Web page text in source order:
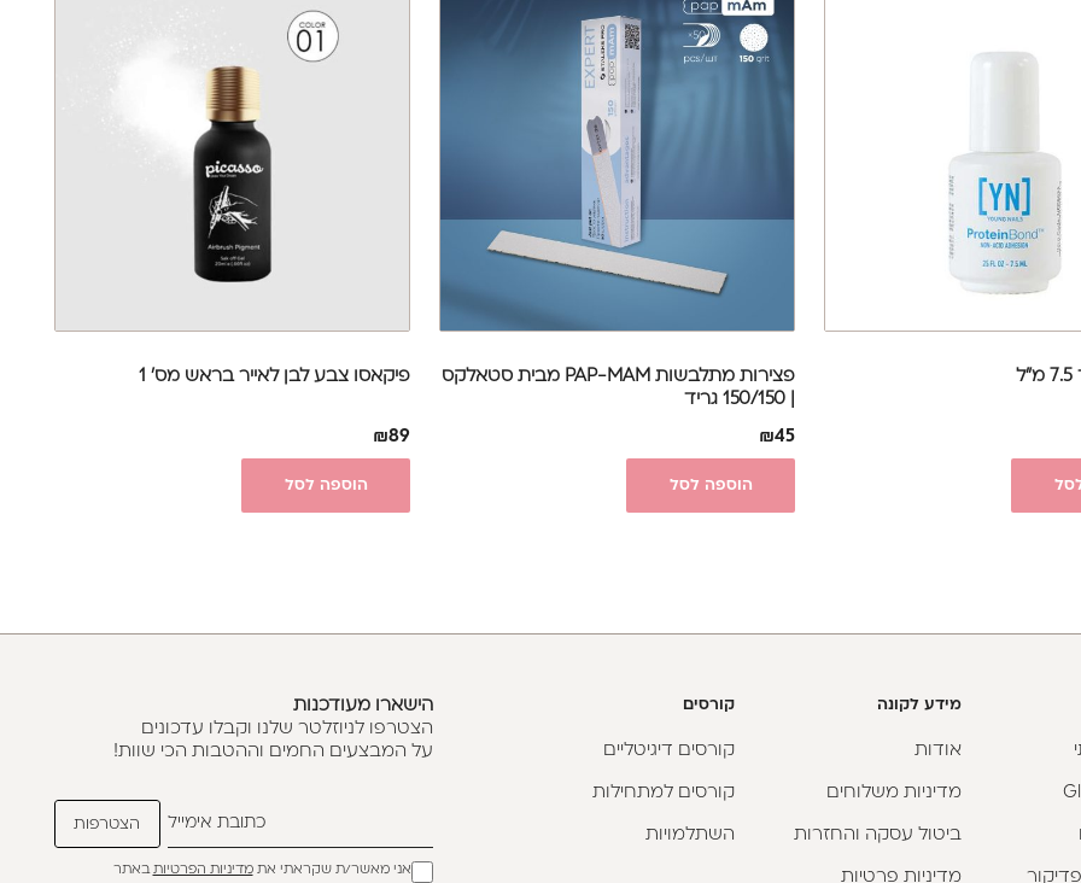
פצירות מתלבשות PAP-MAM מבית סטאלקס
₪45
הוספה לסל
פיקאסו צבע לבן לאייר בראש מס' 1
₪89
הוספה לסל
מידע לקונה
אודות
מדיניות משלוחים
ביטול עסקה והחזרות
מדיניות פרטיות
קורסים
קורסים דיגיטליים
קורסים למתחילות
השתלמויות
הישארו מעודכנות
הצטרפו לניוזלטר שלנו וקבלו עדכונים
על המבצעים החמים וההטבות הכי שוות!
אני מאשר/ת שקראתי אתמדיניות הפרטיותבאתר